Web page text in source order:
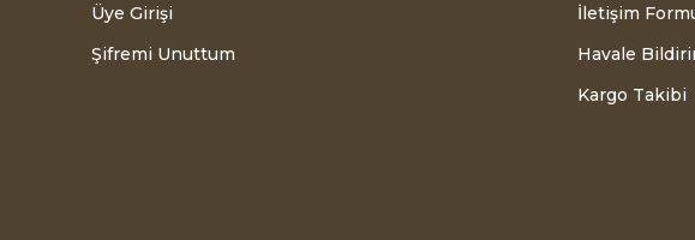
Üye Girişi
Şifremi Unuttum
İletişim
Havale
Kargo Takibi